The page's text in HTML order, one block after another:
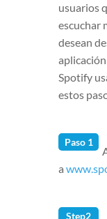
usuarios
escuchar
desean
Spotify
estos
Paso 1
a
Step2